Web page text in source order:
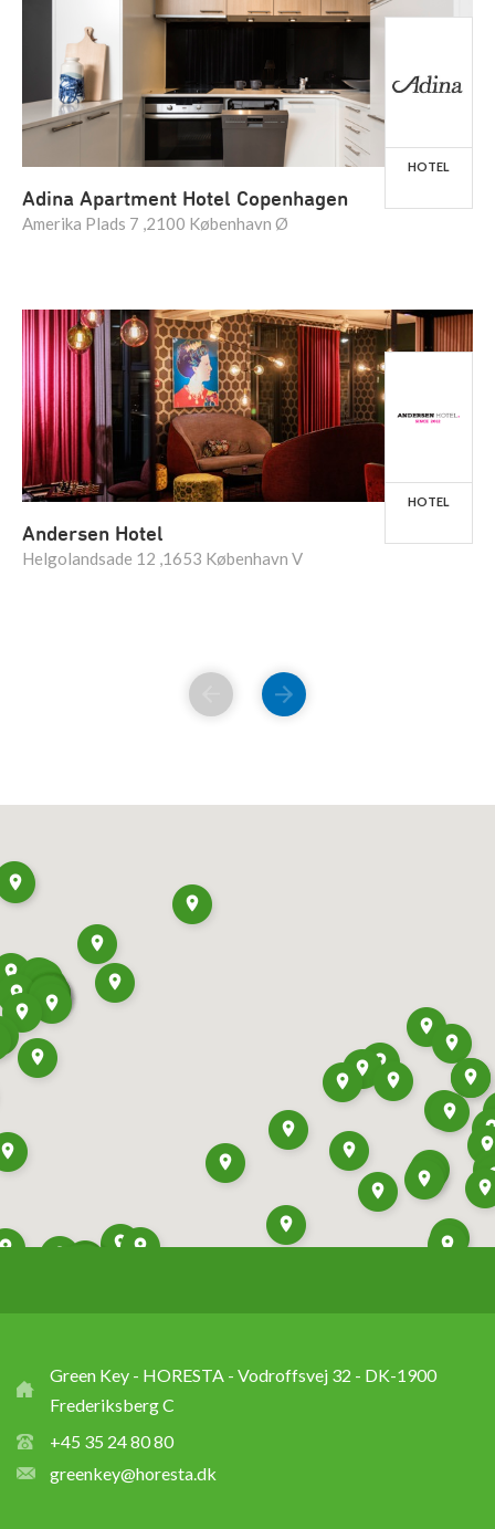
Adina Apartment Hotel Copenhagen
Amerika Plads 7 ,2100 København Ø
HOTEL
Andersen Hotel
Helgolandsade 12 ,1653 København V
HOTEL
FORRIGE NÆSTE
Green Key - HORESTA - Vodroffsvej 32 - DK-1900
Frederiksberg C
+45 35 24 80 80
greenkey@horesta.dk